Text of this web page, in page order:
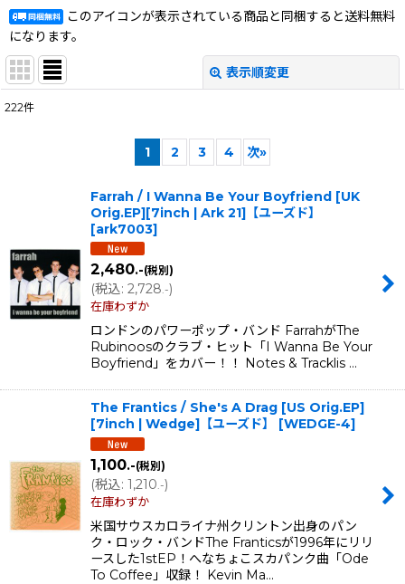
このアイコンが表示されている商品と同梱すると送料無料
になります。
表示順変更
並び順:
222件
1 2 3 4 次»
Farrah / I Wanna Be Your Boyfriend [UK
Orig.EP][7inch | Ark 21]【ユーズド】
[ark7003]
2,480.-(税別)
(税込: 2,728.-)
在庫わずか
ロンドンのパワーポップ・バンド FarrahがThe
Rubinoosのクラブ・ヒット「I Wanna Be Your
Boyfriend」をカバー！！ Notes & Tracklis …
The Frantics / She's A Drag [US Orig.EP]
[7inch | Wedge]【ユーズド】
[WEDGE-4]
1,100.-(税別)
(税込: 1,210 .-)
在庫わずか
米国サウスカロライナ州クリントン出身のパン
ク・ロック・バンドThe Franticsが1996年にリリ
ースした1stEP！へなちょこスカパンク曲「Ode
To Coffee」収録！ Kevin Ma…